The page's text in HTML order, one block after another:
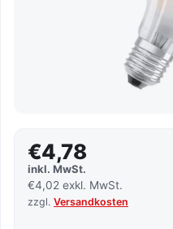
€4,78
inkl. MwSt.
€4,02 exkl. MwSt.
zzgl. Versandkosten